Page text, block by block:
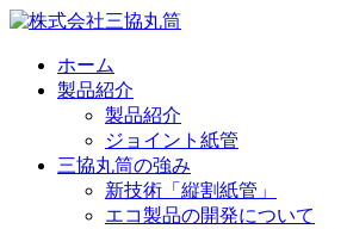
ホーム
製品紹介
製品紹介
ジョイント紙管
三協丸筒の強み
新技術「縦割紙管」
エコ製品の開発について